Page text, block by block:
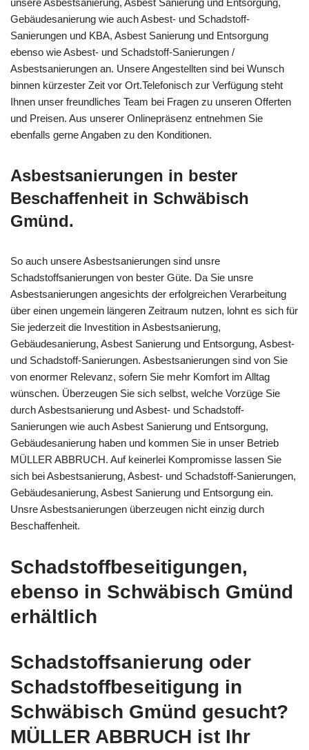
unsere Asbestsanierung, Asbest Sanierung und Entsorgung,
Gebäudesanierung wie auch Asbest- und Schadstoff-
Sanierungen und KBA, Asbest Sanierung und Entsorgung
ebenso wie Asbest- und Schadstoff-Sanierungen /
Asbestsanierungen an. Unsere Angestellten sind bei Wunsch
binnen kürzester Zeit vor Ort.Telefonisch zur Verfügung steht
Ihnen unser freundliches Team bei Fragen zu unseren Offerten
und Preisen. Aus unserer Onlinepräsenz entnehmen Sie
ebenfalls gerne Angaben zu den Konditionen.
Asbestsanierungen in bester
Beschaffenheit in Schwäbisch
Gmünd.
So auch unsere Asbestsanierungen sind unsre
Schadstoffsanierungen von bester Güte. Da Sie unsre
Asbestsanierungen angesichts der erfolgreichen Verarbeitung
über einen ungemein längeren Zeitraum nutzen, lohnt es sich für
Sie jederzeit die Investition in Asbestsanierung,
Gebäudesanierung, Asbest Sanierung und Entsorgung, Asbest-
und Schadstoff-Sanierungen. Asbestsanierungen sind von Sie
von enormer Relevanz, sofern Sie mehr Komfort im Alltag
wünschen. Überzeugen Sie sich selbst, welche Vorzüge Sie
durch Asbestsanierung und Asbest- und Schadstoff-
Sanierungen wie auch Asbest Sanierung und Entsorgung,
Gebäudesanierung haben und kommen Sie in unser Betrieb
MÜLLER ABBRUCH. Auf keinerlei Kompromisse lassen Sie
sich bei Asbestsanierung, Asbest- und Schadstoff-Sanierungen,
Gebäudesanierung, Asbest Sanierung und Entsorgung ein.
Unsre Asbestsanierungen überzeugen nicht einzig durch
Beschaffenheit.
Schadstoffbeseitigungen,
ebenso in Schwäbisch Gmünd
erhältlich
Schadstoffsanierung oder
Schadstoffbeseitigung in
Schwäbisch Gmünd gesucht?
MÜLLER ABBRUCH ist Ihr